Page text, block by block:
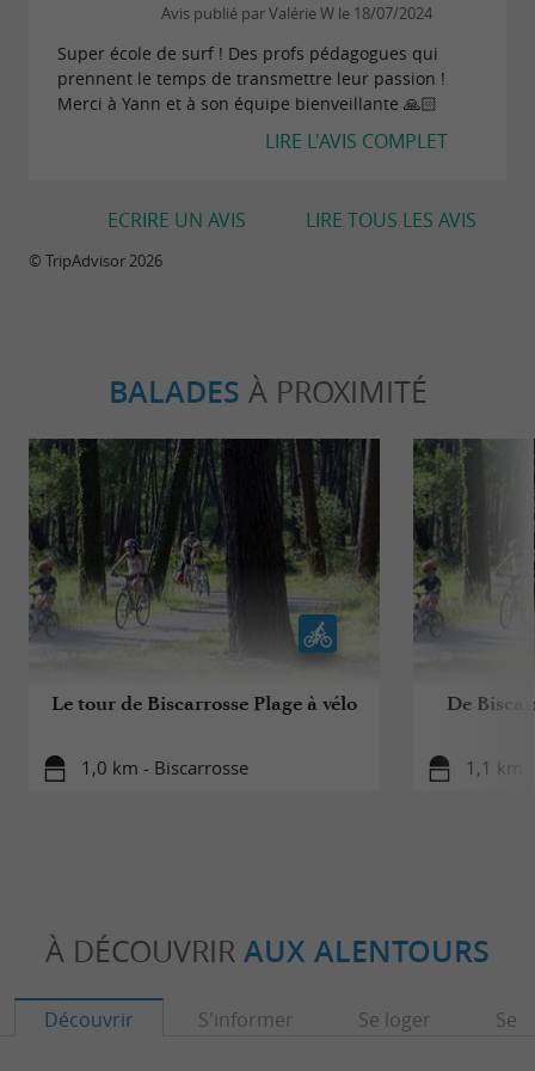
Avis publié par Valérie W le 18/07/2024
Super école de surf ! Des profs pédagogues qui
prennent le temps de transmettre leur passion !
Merci à Yann et à son équipe bienveillante 🙏🏻
LIRE L'AVIS COMPLET
LIRE TOUS LES AVIS
ECRIRE UN AVIS
© TripAdvisor 2026
BALADES À PROXIMITÉ
Le tour de Biscarrosse Plage à vélo
1,0 km - Biscarrosse
De
1,1 km
À DÉCOUVRIR AUX ALENTOURS
Découvrir S'informer Se loger Se